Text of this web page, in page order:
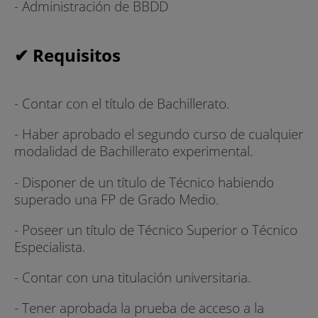
- Lenguajes de marcas
- Desarrollo web en entorno servidor
- Implantación de aplicaciones web
- Diseño de interfaces web
- Desarrollo y mantenimiento de aplicaciones
informáticas
¿Qué diferencia el Grado Superior en
Desarrollo de Aplicaciones Web de XTART?
- Administración de BBDD
✔ Requisitos
- Contar con el título de Bachillerato.
- Haber aprobado el segundo curso de cualquier
modalidad de Bachillerato experimental.
- Disponer de un título de Técnico habiendo
superado una FP de Grado Medio.
- Poseer un título de Técnico Superior o Técnico
Especialista.
- Contar con una titulación universitaria.
- Tener aprobada la prueba de acceso a la